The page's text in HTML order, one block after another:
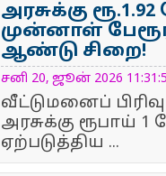
அரசுக்கு
முன்னாள்
ஆண்டு சிறை!
சனி 20, ஜூன் 2026
வீட்டுமனைப்
அரசுக்கு ரூபாய்
ஏற்படுத்திய ...